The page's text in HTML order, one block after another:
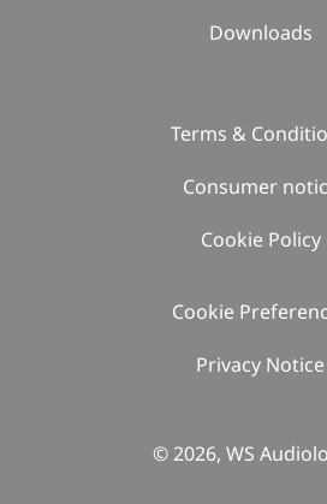
Downloads
Terms &
Consumer
Cookie Policy
Cookie
Privacy Notice
© 2026, WS